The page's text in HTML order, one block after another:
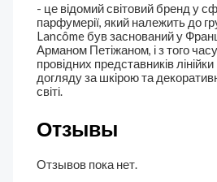
- це відомий світовий бренд у
парфумерії, який належить до
Lancôme був заснований у
Арманом Петіжаном, і з того
провідних представників
догляду за шкірою та
світі.
Отзывы
Отзывов пока нет.